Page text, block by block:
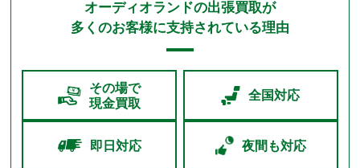
オーディオランドの出張買取が
多くのお客様に支持されている理由
その場で
現金買取
全国対応
即日対応 夜間も対応